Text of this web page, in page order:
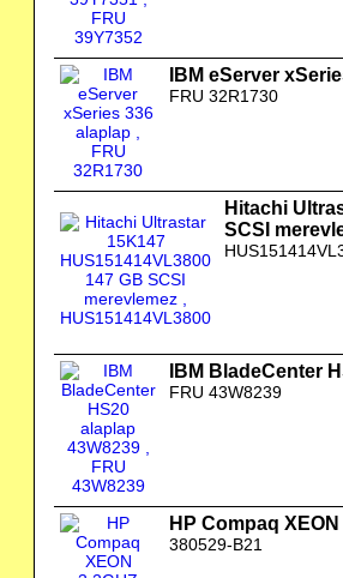
IBM eServer
FRU 32R1730
Hitachi
SCSI
IBM BladeCenter
FRU 43W8239
HP Compaq
380529-B21